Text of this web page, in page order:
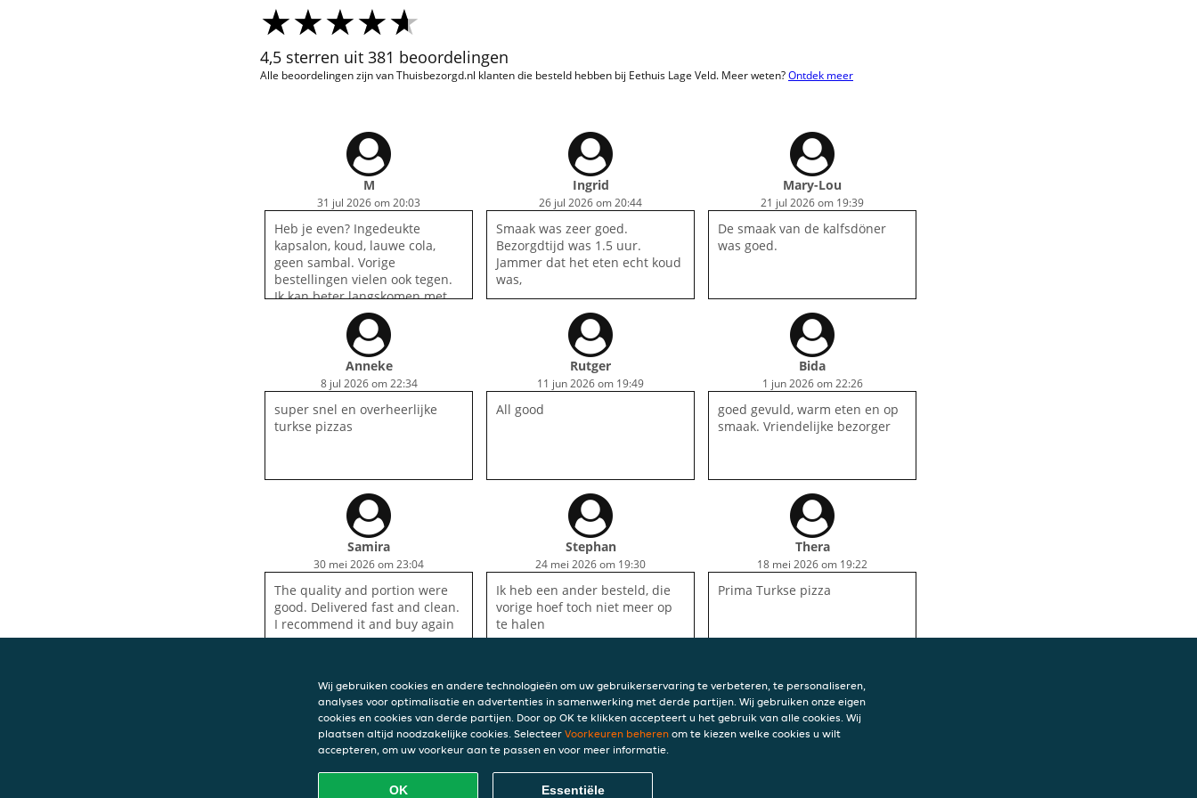
4,5 sterren uit 381 beoordelingen
Alle beoordelingen zijn van Thuisbezorgd.nl klanten die besteld hebben bij Eethuis Lage Veld. Meer weten?Ontdek meer
M
31 jul 2026 om 20:03
Heb je even? Ingedeukte
kapsalon, koud, lauwe cola,
geen sambal. Vorige
bestellingen vielen ook tegen.
Ik kan beter langskomen met
de auto dat ik een verse
kapsalon krijg. Jammer.
Ingrid
26 jul 2026 om 20:44
Smaak was zeer goed.
Bezorgdtijd was 1.5 uur.
Jammer dat het eten echt koud
was,
Mary-Lou
21 jul 2026 om 19:39
De smaak van de kalfsdöner
was goed.
Anneke
8 jul 2026 om 22:34
super snel en overheerlijke
turkse pizzas
Rutger
11 jun 2026 om 19:49
All good
Bida
1 jun 2026 om 22:26
goed gevuld, warm eten en op
smaak. Vriendelijke bezorger
Samira
30 mei 2026 om 23:04
The quality and portion were
good. Delivered fast and clean.
I recommend it and buy again
Stephan
24 mei 2026 om 19:30
Ik heb een ander besteld, die
vorige hoef toch niet meer op
te halen
Thera
18 mei 2026 om 19:22
Prima Turkse pizza
CONTACT
Eethuis Lage Veld
Wij gebruiken cookies en andere technologieën om uw gebruikerservaring te verbeteren, te personaliseren,
analyses voor optimalisatie en advertenties in samenwerking met derde partijen. Wij gebruiken onze eigen
cookies en cookies van derde partijen. Door op OK te klikken accepteert u het gebruik van alle cookies. Wij
plaatsen altijd noodzakelijke cookies. Selecteer Voorkeuren beheren om te kiezen welke cookies u wilt
accepteren, om uw voorkeur aan te passen en voor meer informatie.
OK Essentiële